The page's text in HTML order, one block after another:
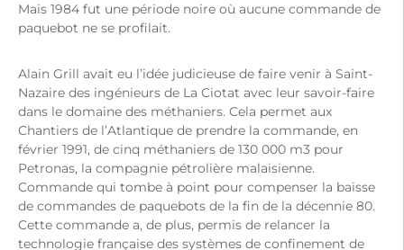
Mais 1984 fut une période noire où aucune commande de
paquebot ne se profilait.
Alain Grill avait eu l’idée judicieuse de faire venir à Saint-
Nazaire des ingénieurs de La Ciotat avec leur savoir-faire
dans le domaine des méthaniers. Cela permet aux
Chantiers de l’Atlantique de prendre la commande, en
février 1991, de cinq méthaniers de 130 000 m3 pour
Petronas, la compagnie pétrolière malaisienne.
Commande qui tombe à point pour compenser la baisse
de commandes de paquebots de la fin de la décennie 80.
Cette commande a, de plus, permis de relancer la
technologie française des systèmes de confinement de